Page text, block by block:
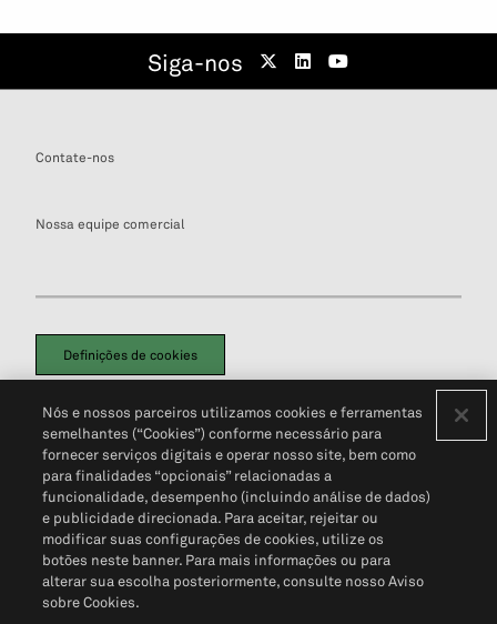
Siga-nos
Contate-nos
Nossa equipe comercial
Definições de cookies
Política de PrivacidadePortal de privacidade do cliente (em inglês)
Não Venda Minhas Informações Pessoais© 2026 S&P Global
Nós e nossos parceiros utilizamos cookies e ferramentas
semelhantes (“Cookies”) conforme necessário para
fornecer serviços digitais e operar nosso site, bem como
para finalidades “opcionais” relacionadas a
funcionalidade, desempenho (incluindo análise de dados)
e publicidade direcionada. Para aceitar, rejeitar ou
modificar suas configurações de cookies, utilize os
botões neste banner. Para mais informações ou para
alterar sua escolha posteriormente, consulte nosso Aviso
sobre Cookies.